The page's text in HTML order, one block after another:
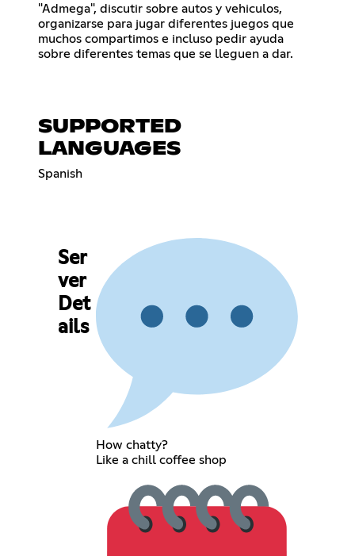
"Admega", discutir sobre autos y vehiculos,
organizarse para jugar diferentes juegos que
muchos compartimos e incluso pedir ayuda
sobre diferentes temas que se lleguen a dar.
SUPPORTED
LANGUAGES
Spanish
Ser
ver
Det
ails
How chatty?
Like a chill coffee shop